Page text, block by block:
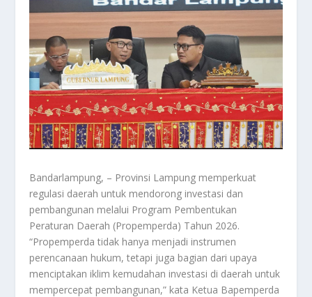
Bandarlampung, – Provinsi Lampung memperkuat
regulasi daerah untuk mendorong investasi dan
pembangunan melalui Program Pembentukan
Peraturan Daerah (Propemperda) Tahun 2026.
“Propemperda tidak hanya menjadi instrumen
perencanaan hukum, tetapi juga bagian dari upaya
menciptakan iklim kemudahan investasi di daerah untuk
mempercepat pembangunan,” kata Ketua Bapemperda